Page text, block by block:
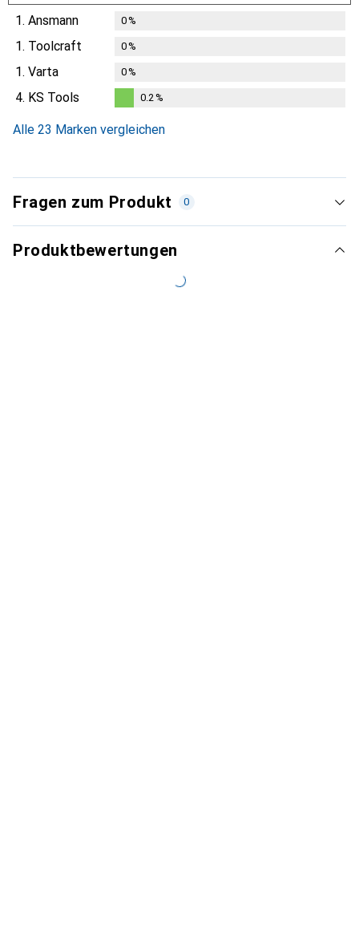
1. Ansmann 0%
1. Toolcraft 0%
1. Varta 0%
4. KS Tools 0.2%
Alle 23 Marken vergleichen
Fragen zum Produkt 0
Produktbewertungen